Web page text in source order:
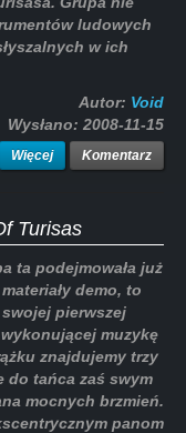
ludowych
w ich
Autor: Void
Wysłano: 2008-11-15
Więcej Komentarz
Turisas
ta podejmowała już
demo, to
pierwszej
muzykę
znajdujemy trzy
do tańca zaś swym
mocnych brzmień.
panom